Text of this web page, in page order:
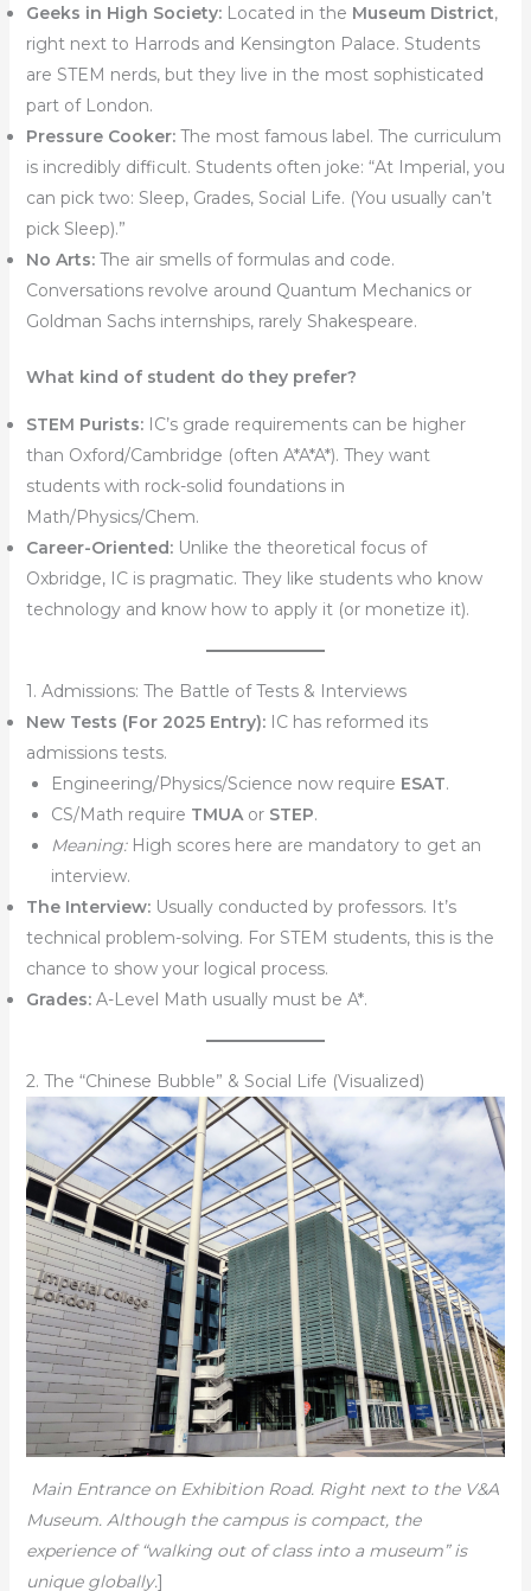
Geeks in High Society:Located in the Museum District,
right next to Harrods and Kensington Palace. Students
are STEM nerds, but they live in the most sophisticated
part of London.
Pressure Cooker:The most famous label. The curriculum
is incredibly difficult. Students often joke: “At Imperial, you
can pick two: Sleep, Grades, Social Life. (You usually can’t
pick Sleep).”
No Arts:The air smells of formulas and code.
Conversations revolve around Quantum Mechanics or
Goldman Sachs internships, rarely Shakespeare.
What kind of student do they prefer?
STEM Purists:IC’s grade requirements can be higher
than Oxford/Cambridge (often A*A*A*). They want
students with rock-solid foundations in
Math/Physics/Chem.
Career-Oriented:Unlike the theoretical focus of
Oxbridge, IC is pragmatic. They like students who know
technology and know how to apply it (or monetize it).
1. Admissions: The Battle of Tests & Interviews
New Tests (For 2025 Entry):IC has reformed its
admissions tests.
Engineering/Physics/Science now require ESAT.
CS/Math require TMUAor STEP.
Meaning:High scores here are mandatory to get an
interview.
The Interview:Usually conducted by professors. It’s
technical problem-solving. For STEM students, this is the
chance to show your logical process.
Grades:A-Level Math usually must be A*.
2. The “Chinese Bubble” & Social Life (Visualized)
Main Entrance on Exhibition Road. Right next to the V&A
Museum. Although the campus is compact, the
experience of “walking out of class into a museum” is
unique globally.]